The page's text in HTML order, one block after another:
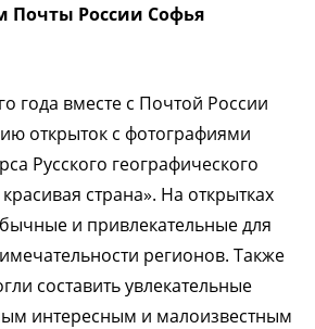
России Софья
года вместе с Почтой России
открыток с фотографиями
Русского географического
страна». На открытках
и привлекательные для
регионов. Также
составить увлекательные
интересным и малоизвестным